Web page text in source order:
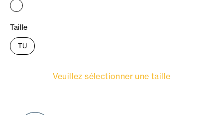
Taille
TU
Veuillez sélectionner une taille